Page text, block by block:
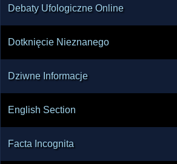
Debaty Ufologiczne Online
Dotknięcie Nieznanego
Dziwne Informacje
English Section
Facta Incognita